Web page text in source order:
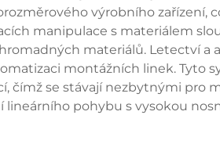
výrobního zařízení,
manipulace s materiálem
hromadných materiálů. Letectví
montážních linek.
čímž se stávají nezbytnými pro
lineárního pohybu s vysokou